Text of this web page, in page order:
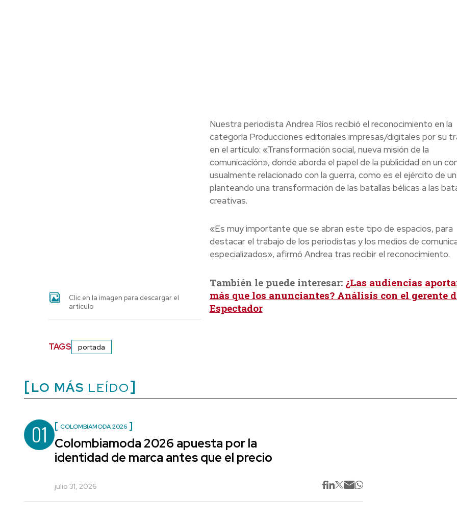
Clic en la imagen para descargar el
artículo
Nuestra periodista Andrea Ríos recibió el reconocimiento en la
categoría Producciones editoriales impresas/digitales por su
en el artículo: «Transformación social, nueva misión de la
comunicación», donde aborda el papel de la publicidad en un
usualmente relacionado con la guerra, como es el ejército de
planteando una transformación de las batallas bélicas a las
creativas.
«Es muy importante que se abran este tipo de espacios, para
destacar el trabajo de los periodistas y los medios de
especializados», afirmó Andrea tras recibir el reconocimiento.
También le puede interesar: ¿Las audiencias
más que los anunciantes? Análisis con el gerente
Espectador
TAGS portada
LO MÁS LEÍDO
01 COLOMBIAMODA 2026
Colombiamoda 2026 apuesta por la
identidad de marca antes que el precio
julio 31, 2026